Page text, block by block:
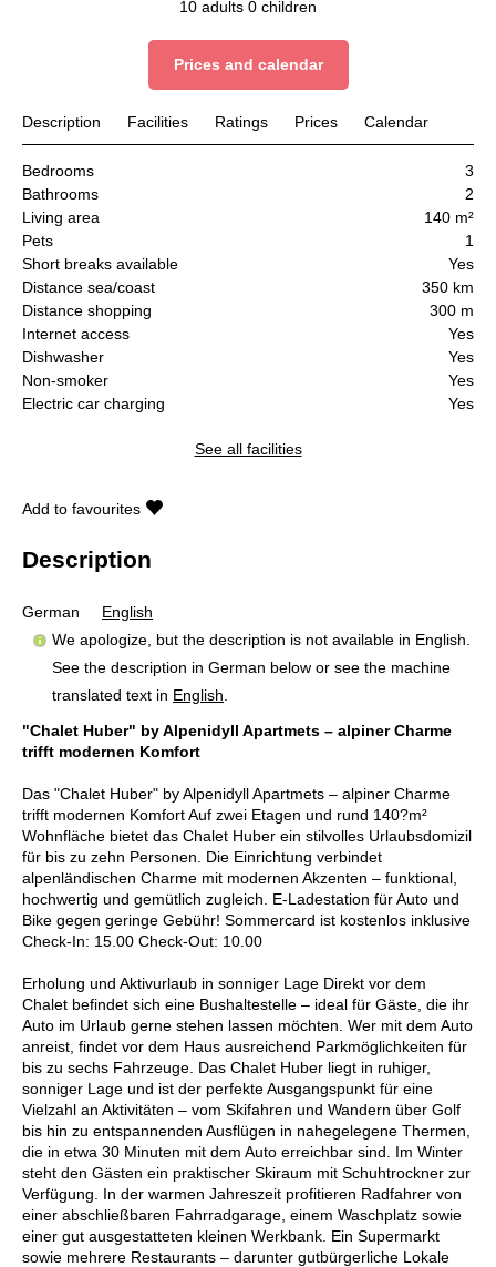
10 adults 0 children
Prices and calendar
Description Facilities Ratings Prices Calendar
Bedrooms
3
Bathrooms
2
Living area
140 m²
Pets
1
Short breaks available
Yes
Distance sea/coast
350 km
Distance shopping
300 m
Internet access
Yes
Dishwasher
Yes
Non-smoker
Yes
Electric car charging
Yes
See all facilities
Add to favourites
Description
German
English
We apologize, but the description is not available in English.
See the description in German below or see the machine
translated text in English
"Chalet Huber" by Alpenidyll Apartmets – alpiner Charme
trifft modernen Komfort
Das "Chalet Huber" by Alpenidyll Apartmets – alpiner Charme
trifft modernen Komfort Auf zwei Etagen und rund 140?m²
Wohnfläche bietet das Chalet Huber ein stilvolles Urlaubsdomizil
für bis zu zehn Personen. Die Einrichtung verbindet
alpenländischen Charme mit modernen Akzenten – funktional,
hochwertig und gemütlich zugleich. E-Ladestation für Auto und
Bike gegen geringe Gebühr! Sommercard ist kostenlos inklusive
Check-In: 15.00 Check-Out: 10.00
Erholung und Aktivurlaub in sonniger Lage Direkt vor dem
Chalet befindet sich eine Bushaltestelle – ideal für Gäste, die ihr
Auto im Urlaub gerne stehen lassen möchten. Wer mit dem Auto
anreist, findet vor dem Haus ausreichend Parkmöglichkeiten für
bis zu sechs Fahrzeuge. Das Chalet Huber liegt in ruhiger,
sonniger Lage und ist der perfekte Ausgangspunkt für eine
Vielzahl an Aktivitäten – vom Skifahren und Wandern über Golf
bis hin zu entspannenden Ausflügen in nahegelegene Thermen,
die in etwa 30 Minuten mit dem Auto erreichbar sind. Im Winter
steht den Gästen ein praktischer Skiraum mit Schuhtrockner zur
Verfügung. In der warmen Jahreszeit profitieren Radfahrer von
einer abschließbaren Fahrradgarage, einem Waschplatz sowie
einer gut ausgestatteten kleinen Werkbank. Ein Supermarkt
sowie mehrere Restaurants – darunter gutbürgerliche Lokale